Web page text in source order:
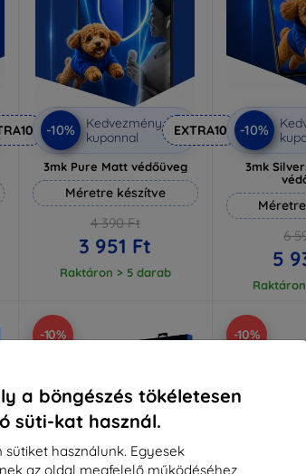
a böngészés tökéletesen
süti-kat használ.
használunk. Egyesek
az oldal megfelelő működéséhez,
-10%
Kedvezmény
kuponnal
EXTRA10
3mk Pure Matt védőüveg
Méretre készítve
4 390 Ft
3 951 Ft
Raktáron > 5 darab
-10%
3mk
6
5
-10% -10%